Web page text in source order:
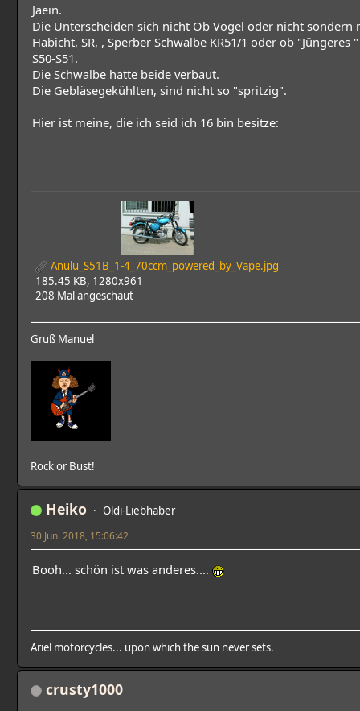
Jaein.
Die Unterscheiden sich nicht Ob Vogel oder nicht
Habicht, SR, , Sperber Schwalbe KR51/1 oder ob "Jüngeres
S50-S51.
Die Schwalbe hatte beide verbaut.
Die Gebläsegekühlten, sind nicht so "spritzig".
Hier ist meine, die ich seid ich 16 bin besitze:
Anulu_S51B_1-4_70ccm_powered_by_Vape.jpg
185.45 KB, 1280x961
208 Mal angeschaut
Gruß Manuel
Rock or Bust!
Heiko Oldi-Liebhaber
30 Juni 2018, 15:06:42
Booh... schön ist was anderes....
Ariel motorcycles... upon which the sun never sets.
crusty1000